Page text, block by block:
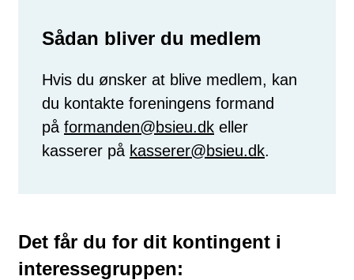
Sådan bliver du medlem
Hvis du ønsker at blive medlem, kan
du kontakte foreningens formand
på formanden@bsieu.dk eller
kasserer på kasserer@bsieu.dk.
Det får du for dit kontingent i
interessegruppen: